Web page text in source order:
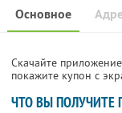
Основное
Скачайте
покажите купон с
ЧТО ВЫ ПОЛУЧИТЕ